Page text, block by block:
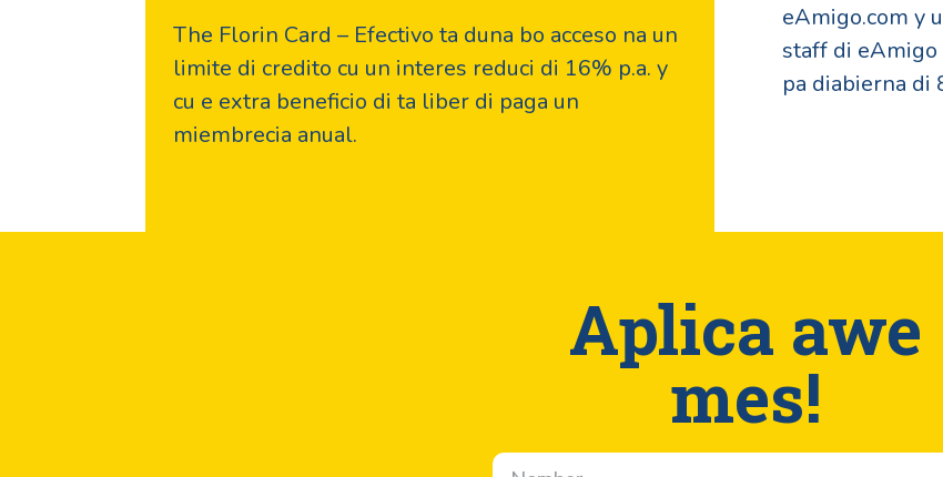
The Florin Card – Efectivo ta duna bo acceso na un
limite di credito cu un interes reduci di 16% p.a. y
cu e extra beneficio di ta liber di paga un
miembrecia anual.
eAmigo.com y
staff di
pa diabierna di
Aplica awe
mes!